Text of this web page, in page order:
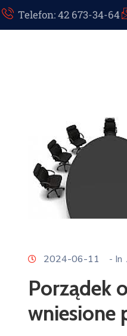
Telefon: 42 673-34-64
2024-06-11 - In
Porządek
wniesione